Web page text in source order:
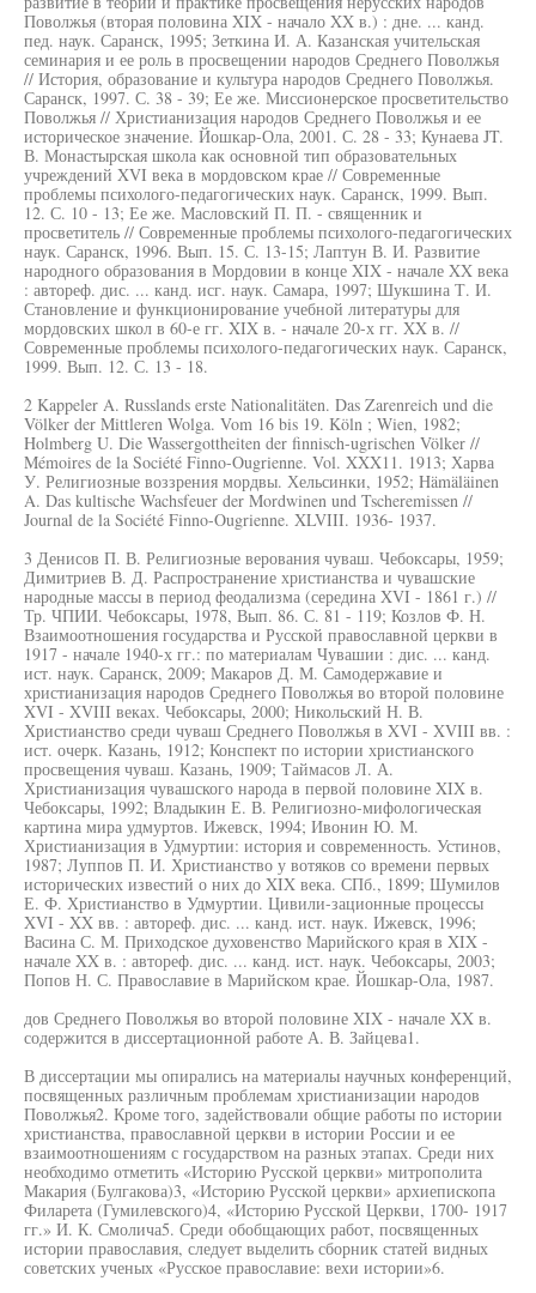
Поволжья (вторая половина XIX - начало XX в.) : дне. ... канд.
пед. наук. Саранск, 1995; Зеткина И. А. Казанская учительская
семинария и ее роль в просвещении народов Среднего Поволжья
// История, образование и культура народов Среднего Поволжья.
Саранск, 1997. С. 38 - 39; Ее же. Миссионерское просветительство
Поволжья // Христианизация народов Среднего Поволжья и ее
историческое значение. Йошкар-Ола, 2001. С. 28 - 33; Кунаева JT.
В. Монастырская школа как основной тип образовательных
учреждений XVI века в мордовском крае // Современные
проблемы психолого-педагогических наук. Саранск, 1999. Вып.
12. С. 10 - 13; Ее же. Масловский П. П. - священник и
просветитель // Современные проблемы психолого-педагогических
наук. Саранск, 1996. Вып. 15. С. 13-15; Лаптун В. И. Развитие
народного образования в Мордовии в конце XIX - начале XX века
: автореф. дис. ... канд. исг. наук. Самара, 1997; Шукшина Т. И.
Становление и функционирование учебной литературы для
мордовских школ в 60-е гг. XIX в. - начале 20-х гг. XX в. //
Современные проблемы психолого-педагогических наук. Саранск,
1999. Вып. 12. С. 13 - 18.
2 Kappeler A. Russlands erste Nationalitäten. Das Zarenreich und die
Völker der Mittleren Wolga. Vom 16 bis 19. Köln ; Wien, 1982;
Holmberg U. Die Wassergottheiten der finnisch-ugrischen Völker //
Mémoires de la Société Finno-Ougrienne. Vol. XXX11. 1913; Харва
У. Религиозные воззрения мордвы. Хельсинки, 1952; Hämäläinen
A. Das kultische Wachsfeuer der Mordwinen und Tscheremissen //
Journal de la Société Finno-Ougrienne. XLVIII. 1936- 1937.
3 Денисов П. В. Религиозные верования чуваш. Чебоксары, 1959;
Димитриев В. Д. Распространение христианства и чувашские
народные массы в период феодализма (середина XVI - 1861 г.) //
Тр. ЧПИИ. Чебоксары, 1978, Вып. 86. С. 81 - 119; Козлов Ф. Н.
Взаимоотношения государства и Русской православной церкви в
1917 - начале 1940-х гг.: по материалам Чувашии : дис. ... канд.
ист. наук. Саранск, 2009; Макаров Д. М. Самодержавие и
христианизация народов Среднего Поволжья во второй половине
XVI - XVIII веках. Чебоксары, 2000; Никольский Н. В.
Христианство среди чуваш Среднего Поволжья в XVI - XVIII вв. :
ист. очерк. Казань, 1912; Конспект по истории христианского
просвещения чуваш. Казань, 1909; Таймасов Л. А.
Христианизация чувашского народа в первой половине XIX в.
Чебоксары, 1992; Владыкин Е. В. Религиозно-мифологическая
картина мира удмуртов. Ижевск, 1994; Ивонин Ю. М.
Христианизация в Удмуртии: история и современность. Устинов,
1987; Луппов П. И. Христианство у вотяков со времени первых
исторических известий о них до XIX века. СПб., 1899; Шумилов
Е. Ф. Христианство в Удмуртии. Цивили-зационные процессы
XVI - XX вв. : автореф. дис. ... канд. ист. наук. Ижевск, 1996;
Васина С. М. Приходское духовенство Марийского края в XIX -
начале XX в. : автореф. дис. ... канд. ист. наук. Чебоксары, 2003;
Попов Н. С. Православие в Марийском крае. Йошкар-Ола, 1987.
дов Среднего Поволжья во второй половине XIX - начале XX в.
содержится в диссертационной работе А. В. Зайцева1.
В диссертации мы опирались на материалы научных конференций,
посвященных различным проблемам христианизации народов
Поволжья2. Кроме того, задействовали общие работы по истории
христианства, православной церкви в истории России и ее
взаимоотношениям с государством на разных этапах. Среди них
необходимо отметить «Историю Русской церкви» митрополита
Макария (Булгакова)3, «Историю Русской церкви» архиепископа
Филарета (Гумилевского)4, «Историю Русской Церкви, 1700- 1917
гг.» И. К. Смолича5. Среди обобщающих работ, посвященных
истории православия, следует выделить сборник статей видных
советских ученых «Русское православие: вехи истории»6.